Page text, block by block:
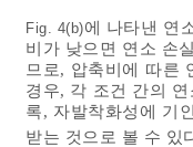
Fig. 4(b)에 나타낸 연
비가 낮으면 연소 손
므로, 압축비에 따른
경우, 각 조건 간의
록, 자발착화성에 기
받는 것으로 볼 수 있